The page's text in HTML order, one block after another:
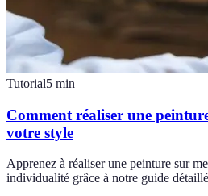
Tutorial5 min
Comment réaliser une
votre style
Apprenez à réaliser une peinture sur
individualité grâce à notre guide